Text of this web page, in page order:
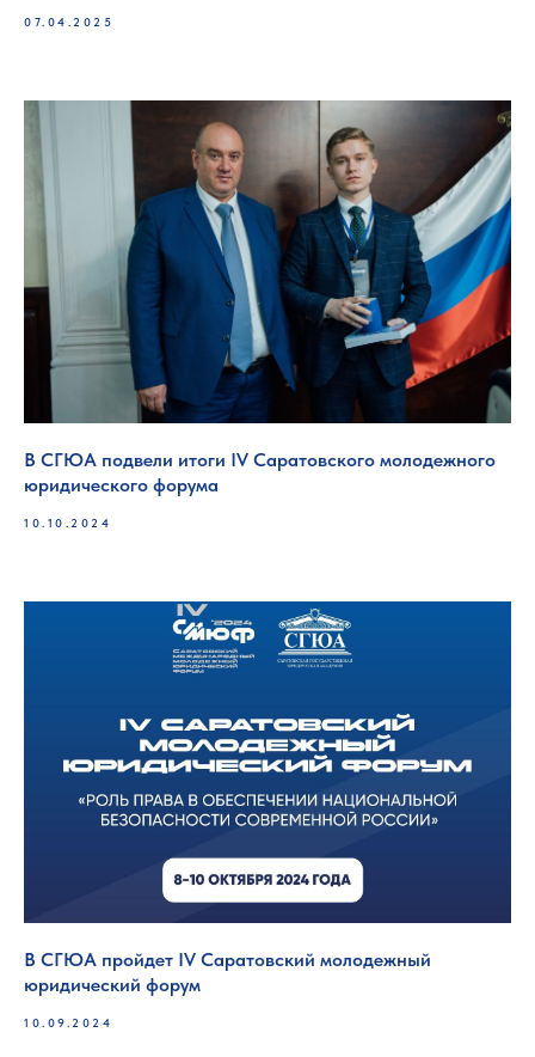
07.04.2025
В СГЮА подвели итоги IV Саратовского молодежного
юридического форума
10.10.2024
В СГЮА пройдет IV Саратовский молодежный
юридический форум
10.09.2024